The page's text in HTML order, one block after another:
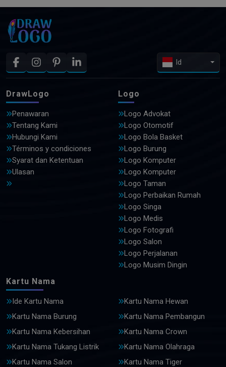
Id
DrawLogo
Penawaran
Tentang Kami
Hubungi Kami
Términos y condiciones
Syarat dan Ketentuan
Ulasan
Logo
Logo Advokat
Logo Otomotif
Logo Bola Basket
Logo Burung
Logo Komputer
Logo Komputer
Logo Taman
Logo Perbaikan Rumah
Logo Singa
Logo Medis
Logo Fotografi
Logo Salon
Logo Perjalanan
Logo Musim Dingin
Kartu Nama
Ide Kartu Nama
Kartu Nama Hewan
Kartu Nama Burung
Kartu Nama Pembangun
Kartu Nama Kebersihan
Kartu Nama Crown
Kartu Nama Tukang Listrik
Kartu Nama Olahraga
Kartu Nama Salon
Kartu Nama Tiger